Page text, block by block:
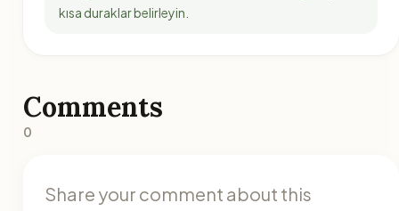
kısa duraklar belirleyin.
Comments
0